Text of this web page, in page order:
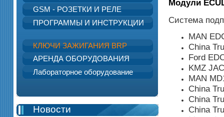
GSM - РОЗЕТКИ И РЕЛЕ
ПРОГРАММЫ И ИНСТРУКЦИИ
КЛЮЧИ ЗАЖИГАНИЯ BRP
АРЕНДА ОБОРУДОВАНИЯ
Лабораторное оборудование
Новости
Модули
Система
MAN
China
Ford
KMZ
MAN
China
China
China